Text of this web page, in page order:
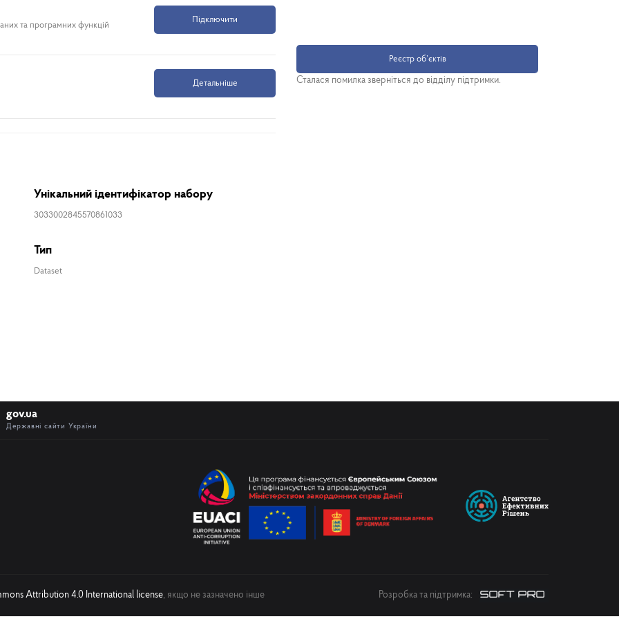
та програмних функцій
Підключити
Детальніше
Унікальний ідентифікатор набору
3033002845570861033
Тип
Dataset
Реєстр об’єктів
Сталася помилка зверніться до відділу підтримки.
gov.ua
Державні сайти України
Attribution 4.0 International license, якщо не зазначено інше Розробка та підтримка: